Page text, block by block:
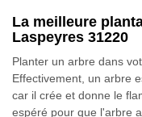
La meilleure
Laspeyres 31220
Planter un arbre dans
Effectivement, un arbre
car il crée et donne le
espéré pour que l'arbre